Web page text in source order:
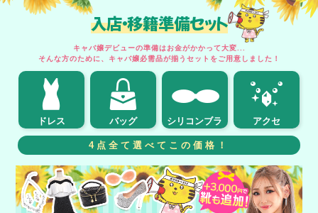
入店・移籍準備セット
キャバ嬢デビューの準備はお金がかかって大変...
そんな方のために、キャバ嬢必需品が揃うセットをご用意しました！
ドレス バッグ シリコンブラ アクセ
4点全て選べてこの価格！